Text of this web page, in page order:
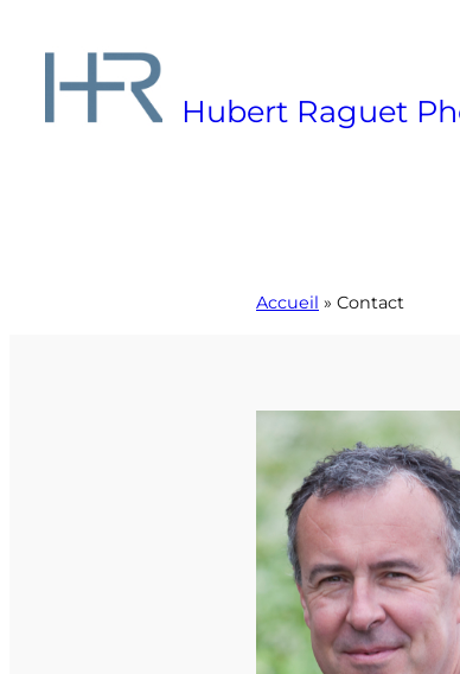
contenu
Hubert Raguet
Accueil » Contact